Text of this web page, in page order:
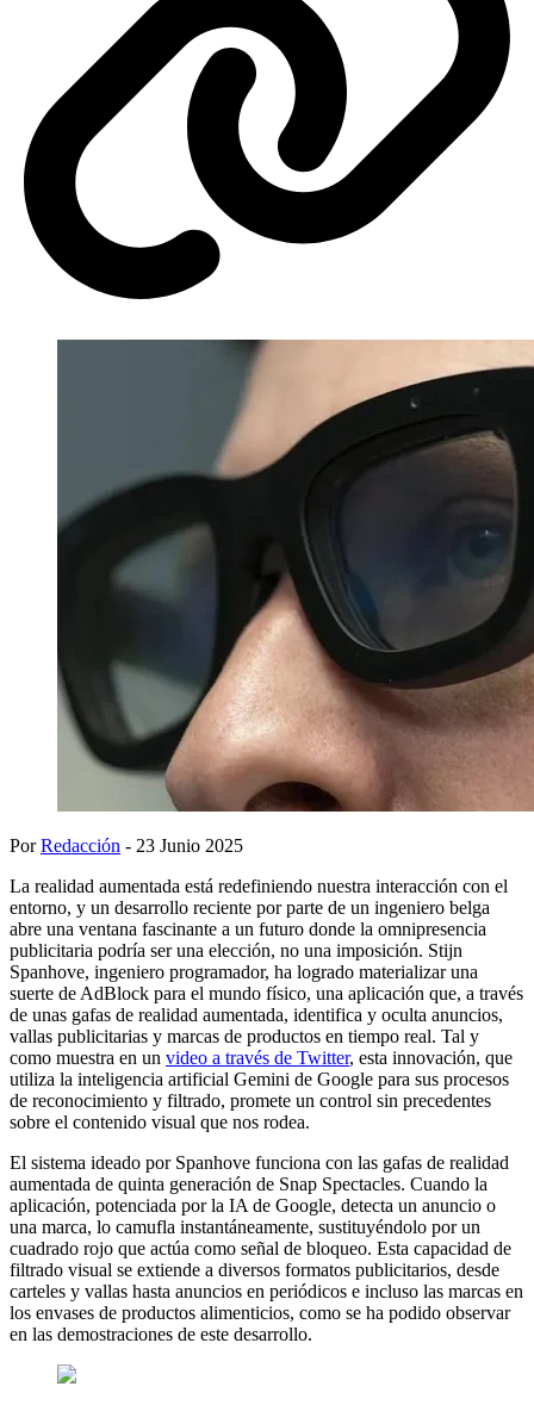
PorRedacción - 23 Junio 2025
La realidad aumentada está redefiniendo nuestra interacción con el
entorno, y un desarrollo reciente por parte de un ingeniero belga
abre una ventana fascinante a un futuro donde la omnipresencia
publicitaria podría ser una elección, no una imposición. Stijn
Spanhove, ingeniero programador, ha logrado materializar una
suerte de AdBlock para el mundo físico, una aplicación que, a través
de unas gafas de realidad aumentada, identifica y oculta anuncios,
vallas publicitarias y marcas de productos en tiempo real. Tal y
como muestra en un video a través de Twitter, esta innovación, que
utiliza la inteligencia artificial Gemini de Google para sus procesos
de reconocimiento y filtrado, promete un control sin precedentes
sobre el contenido visual que nos rodea.
El sistema ideado por Spanhove funciona con las gafas de realidad
aumentada de quinta generación de Snap Spectacles. Cuando la
aplicación, potenciada por la IA de Google, detecta un anuncio o
una marca, lo camufla instantáneamente, sustituyéndolo por un
cuadrado rojo que actúa como señal de bloqueo. Esta capacidad de
filtrado visual se extiende a diversos formatos publicitarios, desde
carteles y vallas hasta anuncios en periódicos e incluso las marcas en
los envases de productos alimenticios, como se ha podido observar
en las demostraciones de este desarrollo.